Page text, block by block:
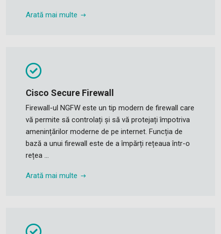
Arată mai multe
Cisco Secure Firewall
Firewall-ul NGFW este un tip modern de firewall care
vă permite să controlați și să vă protejați împotriva
amenințărilor moderne de pe internet. Funcția de
bază a unui firewall este de a împărți rețeaua într-o
rețea ...
Arată mai multe